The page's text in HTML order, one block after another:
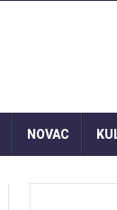
NOVAC